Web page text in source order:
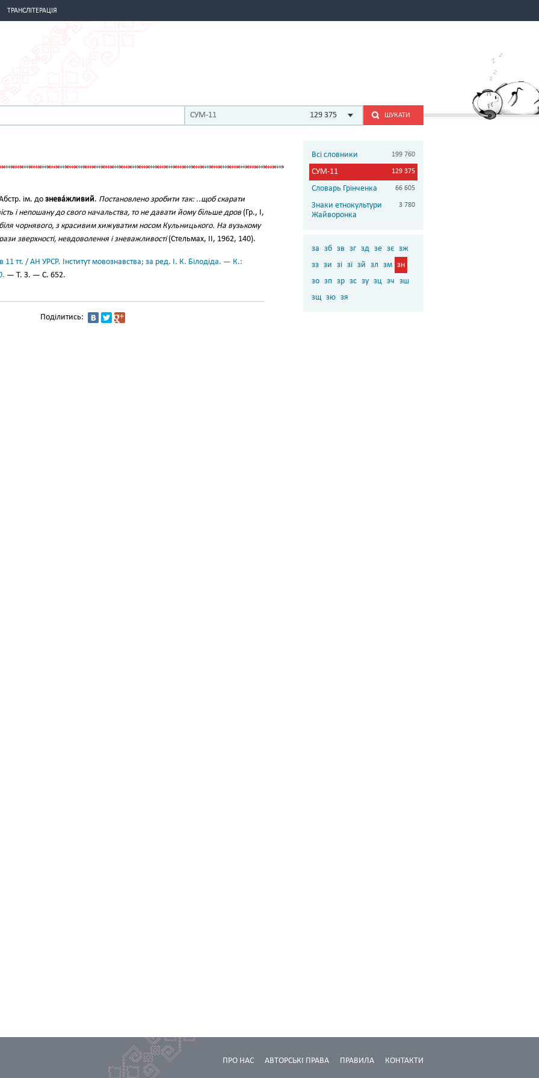
ТРАНСЛІТЕРАЦІЯ
СУМ-11 129 375 ШУКАТИ
ім. дознева́жливий. Постановлено зробити так: ..щоб скарати
і непошану до свого начальства, то не давати йому більше дров (Гр., І,
чорнявого, з красивим хижуватим носом Кульницького. На вузькому
зверхності, невдоволення і зневажливості(Стельмах, II, 1962, 140).
11 тт. / АН УРСР. Інститут мовознавства; за ред. І. К. Білодіда. — К.:
— Т. 3. — С. 652.
Поділитись:
Всі словники 199 760
СУМ-11 129 375
Словарь Грінченка 66 605
Знаки етнокультури
Жайворонка
3 780
за зб зв зг зд зе зє зж
зз зи зі зї зй зл зм зн
зо зп зр зс зу зц зч зш
зщ зю зя
КОНТАКТИ
ПРАВИЛА
АВТОРСЬКІ ПРАВА
ПРО НАС